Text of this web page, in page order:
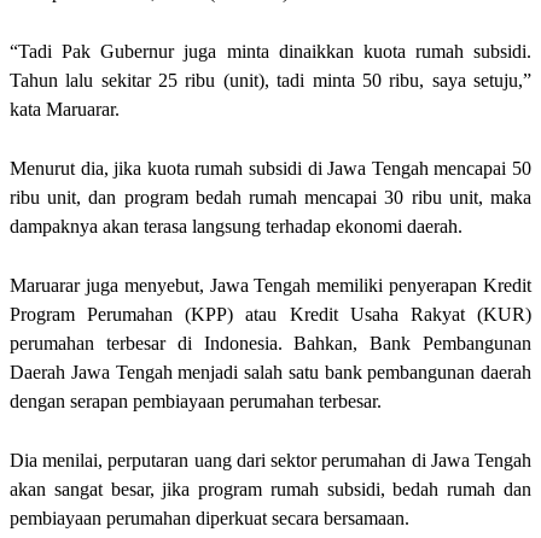
“Tadi Pak Gubernur juga minta dinaikkan kuota rumah subsidi.
Tahun lalu sekitar 25 ribu (unit), tadi minta 50 ribu, saya setuju,”
kata Maruarar.
Menurut dia, jika kuota rumah subsidi di Jawa Tengah mencapai 50
ribu unit, dan program bedah rumah mencapai 30 ribu unit, maka
dampaknya akan terasa langsung terhadap ekonomi daerah.
Maruarar juga menyebut, Jawa Tengah memiliki penyerapan Kredit
Program Perumahan (KPP) atau Kredit Usaha Rakyat (KUR)
perumahan terbesar di Indonesia. Bahkan, Bank Pembangunan
Daerah Jawa Tengah menjadi salah satu bank pembangunan daerah
dengan serapan pembiayaan perumahan terbesar.
Dia menilai, perputaran uang dari sektor perumahan di Jawa Tengah
akan sangat besar, jika program rumah subsidi, bedah rumah dan
pembiayaan perumahan diperkuat secara bersamaan.